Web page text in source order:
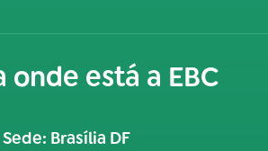
onde está a EBC
Sede: Brasília DF